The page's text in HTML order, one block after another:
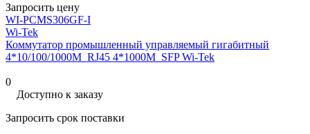
Запросить цену
WI-PСMS306GF-I
Wi-Tek
Коммутатор промышленный управляемый гигабитный
4*10/100/1000M_RJ45 4*1000M_SFP Wi-Tek
0
Доступно к заказу
Запросить срок поставки